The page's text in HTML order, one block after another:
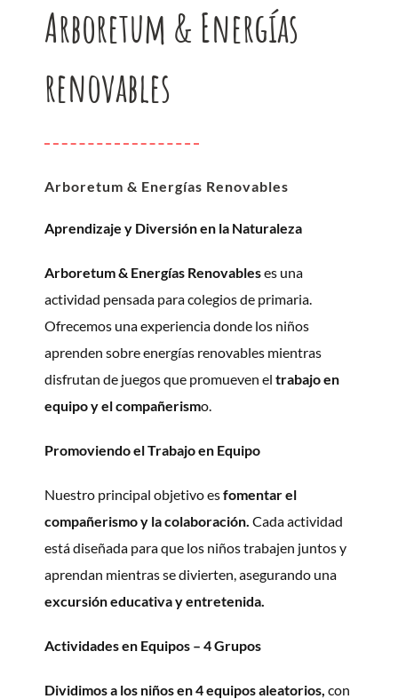
Arboretum & Energías
renovables
Arboretum & Energías Renovables
Aprendizaje y Diversión en la Naturaleza
Arboretum & Energías Renovableses una
actividad pensada para colegios de primaria.
Ofrecemos una experiencia donde los niños
aprenden sobre energías renovables mientras
disfrutan de juegos que promueven el trabajo en
equipo y el compañerismo.
Promoviendo el Trabajo en Equipo
Nuestro principal objetivo esfomentar el
compañerismo y la colaboración. Cada actividad
está diseñada para que los niños trabajen juntos y
aprendan mientras se divierten, asegurando una
excursión educativa y entretenida.
Actividades en Equipos – 4 Grupos
Dividimos a los niños en 4 equipos aleatorios, con